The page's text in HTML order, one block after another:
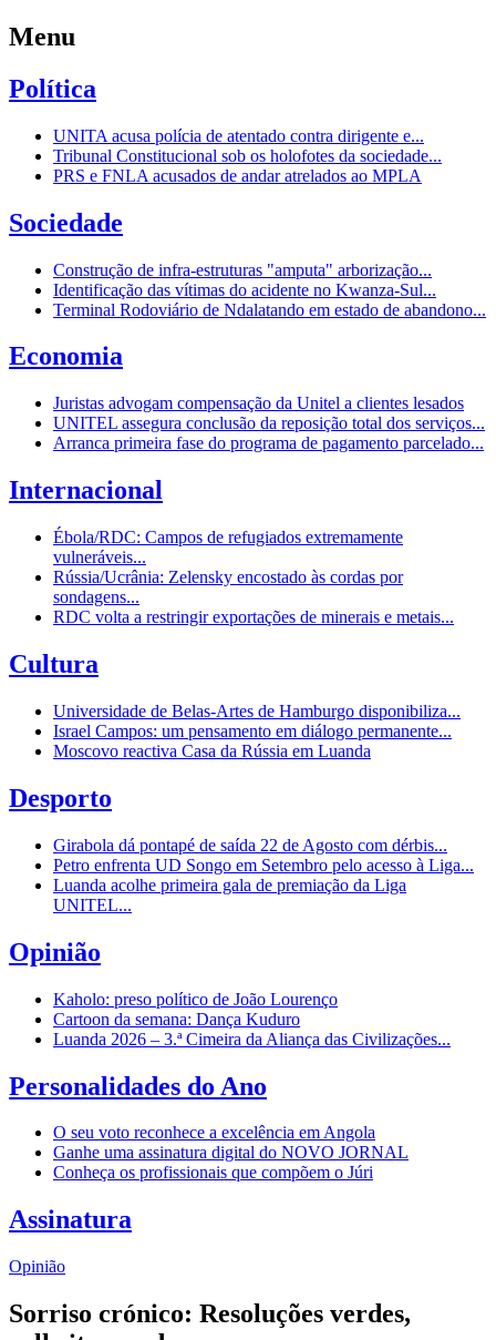
Menu
Política
UNITA acusa polícia de atentado contra dirigente e...
Tribunal Constitucional sob os holofotes da sociedade...
PRS e FNLA acusados de andar atrelados ao MPLA
Sociedade
Construção de infra-estruturas "amputa" arborização...
Identificação das vítimas do acidente no Kwanza-Sul...
Terminal Rodoviário de Ndalatando em estado de abandono...
Economia
Juristas advogam compensação da Unitel a clientes lesados
UNITEL assegura conclusão da reposição total dos serviços...
Arranca primeira fase do programa de pagamento parcelado...
Internacional
Ébola/RDC: Campos de refugiados extremamente
vulneráveis...
Rússia/Ucrânia: Zelensky encostado às cordas por
sondagens...
RDC volta a restringir exportações de minerais e metais...
Cultura
Universidade de Belas-Artes de Hamburgo disponibiliza...
Israel Campos: um pensamento em diálogo permanente...
Moscovo reactiva Casa da Rússia em Luanda
Desporto
Girabola dá pontapé de saída 22 de Agosto com dérbis...
Petro enfrenta UD Songo em Setembro pelo acesso à Liga...
Luanda acolhe primeira gala de premiação da Liga
UNITEL...
Opinião
Kaholo: preso político de João Lourenço
Cartoon da semana: Dança Kuduro
Luanda 2026 – 3.ª Cimeira da Aliança das Civilizações...
Personalidades do Ano
O seu voto reconhece a excelência em Angola
Ganhe uma assinatura digital do NOVO JORNAL
Conheça os profissionais que compõem o Júri
Assinatura
Opinião
Sorriso crónico: Resoluções verdes,